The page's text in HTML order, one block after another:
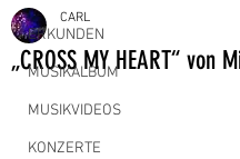
ERKUNDEN
MUSIKALBUM
MUSIKVIDEOS
KONZERTE
„CROSS MY HEART“ von
CARL